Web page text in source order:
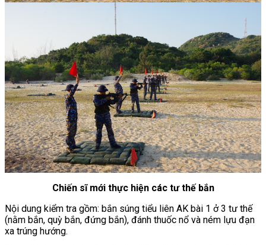
Chiến sĩ mới thực hiện các tư thế bắn
Nội dung kiểm tra gồm: bắn súng tiểu liên AK bài 1 ở 3 tư thế
(nằm bắn, quỳ bắn, đứng bắn), đánh thuốc nổ và ném lựu đạn
xa trúng hướng.